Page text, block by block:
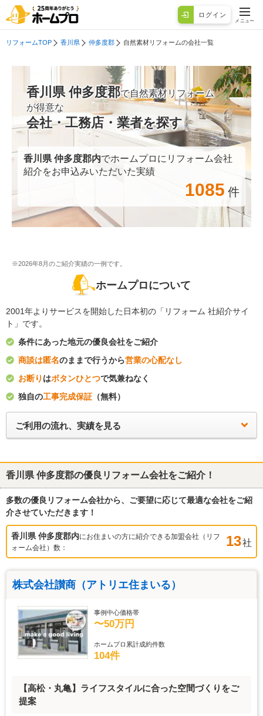
ログイン
メニュー
リフォームTOP 香川県 仲多度郡 自然素材リフォームの会社一覧
香川県 仲多度郡で自然素材リフォーム
が得意な
会社・工務店・業者を探す
香川県 仲多度郡内でホームプロにリフォーム会社
紹介をお申込みいただいた実績
1085 件
※2026年8月のご紹介実績の一例です。
ホームプロについて
2001年よりサービスを開始した日本初の「リフォーム 社紹介サイ
ト」です。
条件にあった地元の優良会社をご紹介
商談は匿名のままで行うから営業の心配なし
お断り はボタンひとつで気兼ねなく
独自の工事完成保証 （無料）
ご利用の流れ、実績を見る
香川県 仲多度郡の優良リフォーム会社をご紹介！
多数の優良リフォーム会社から、ご要望に応じて最適な会社をご紹
介させていただきます！
香川県 仲多度郡内にお住まいの方に紹介できる加盟会社（リフ
ォーム会社）数：
13社
株式会社讃商（アトリエ住まいる）
事例中心価格帯
〜50万円
ホームプロ累計成約件数
104件
【高松・丸亀】ライフスタイルに合った空間づくりをご
提案